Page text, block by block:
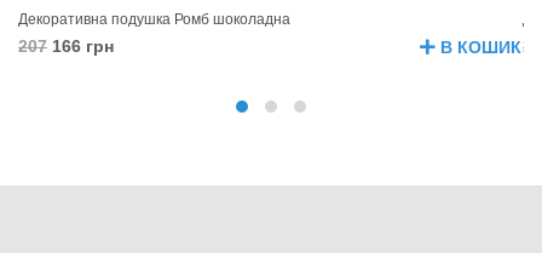
Декоративна подушка Ромб шоколадна
207 166 грн В КОШИК